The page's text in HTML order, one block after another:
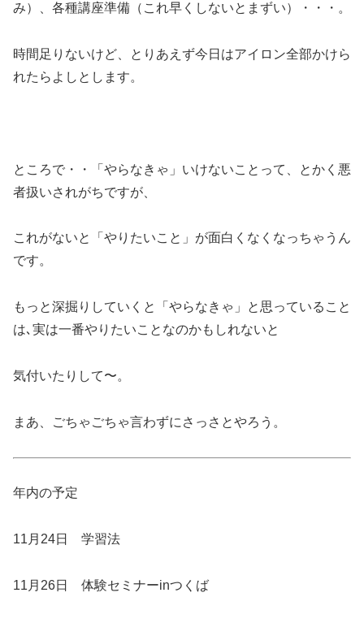
み）、各種講座準備（これ早くしないとまずい）・・・。
時間足りないけど、とりあえず今日はアイロン全部かけら
れたらよしとします。
ところで・・「やらなきゃ」いけないことって、とかく悪
者扱いされがちですが、
これがないと「やりたいこと」が面白くなくなっちゃうん
です。
もっと深掘りしていくと「やらなきゃ」と思っていること
は､実は一番やりたいことなのかもしれないと
気付いたりして〜。
まあ、ごちゃごちゃ言わずにさっさとやろう。
年内の予定
11月24日 学習法
11月26日 体験セミナーinつくば